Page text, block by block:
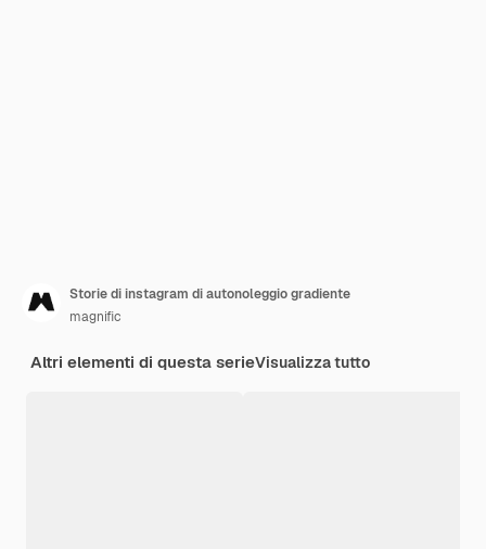
Storie di instagram di autonoleggio gradiente
magnific
Altri elementi di questa serieVisualizza tutto